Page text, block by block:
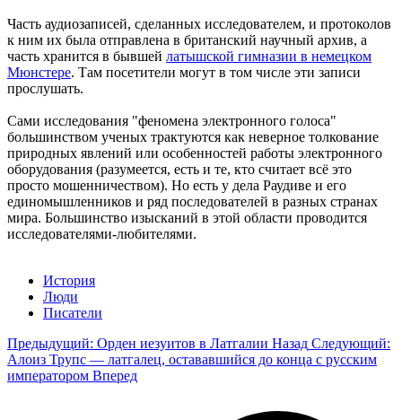
Часть аудиозаписей, сделанных исследователем, и протоколов
к ним их была отправлена в британский научный архив, а
часть хранится в бывшей латышской гимназии в немецком
Мюнстере. Там посетители могут в том числе эти записи
прослушать.
Сами исследования "феномена электронного голоса"
большинством ученых трактуются как неверное толкование
природных явлений или особенностей работы электронного
оборудования (разумеется, есть и те, кто считает всё это
просто мошенничеством). Но есть у дела Раудиве и его
единомышленников и ряд последователей в разных странах
мира. Большинство изысканий в этой области проводится
исследователями-любителями.
История
Люди
Писатели
Предыдущий: Орден иезуитов в Латгалии Назад Следующий:
Алоиз Трупс — латгалец, остававшийся до конца с русским
императором Вперед